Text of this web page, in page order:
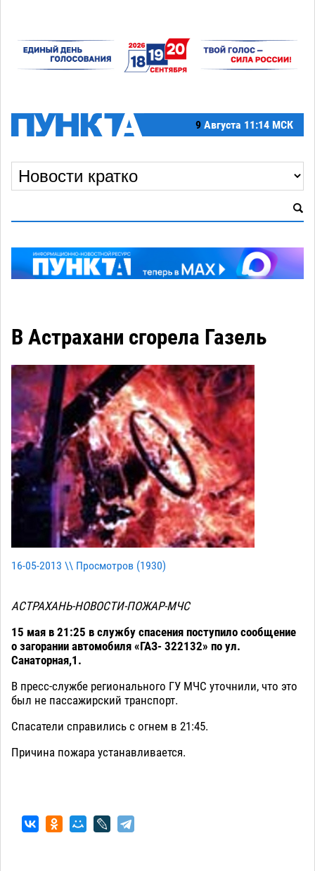
9 Августа 11:14 МСК
В Астрахани сгорела Газель
16-05-2013 \\ Просмотров (1930)
АСТРАХАНЬ-НОВОСТИ-ПОЖАР-МЧС
15 мая в 21:25 в службу спасения поступило сообщение
о загорании автомобиля «ГАЗ- 322132» по ул.
Санаторная,1.
В пресс-службе регионального ГУ МЧС уточнили, что это
был не пассажирский транспорт.
Спасатели справились с огнем в 21:45.
Причина пожара устанавливается.